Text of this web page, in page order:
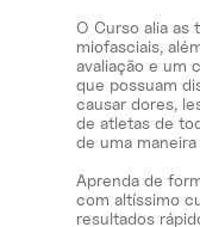
O Curso alia as
miofasciais,
avaliação e um
que possuam
causar dores,
de atletas de
de uma maneira
Aprenda de
com altíssimo
resultados